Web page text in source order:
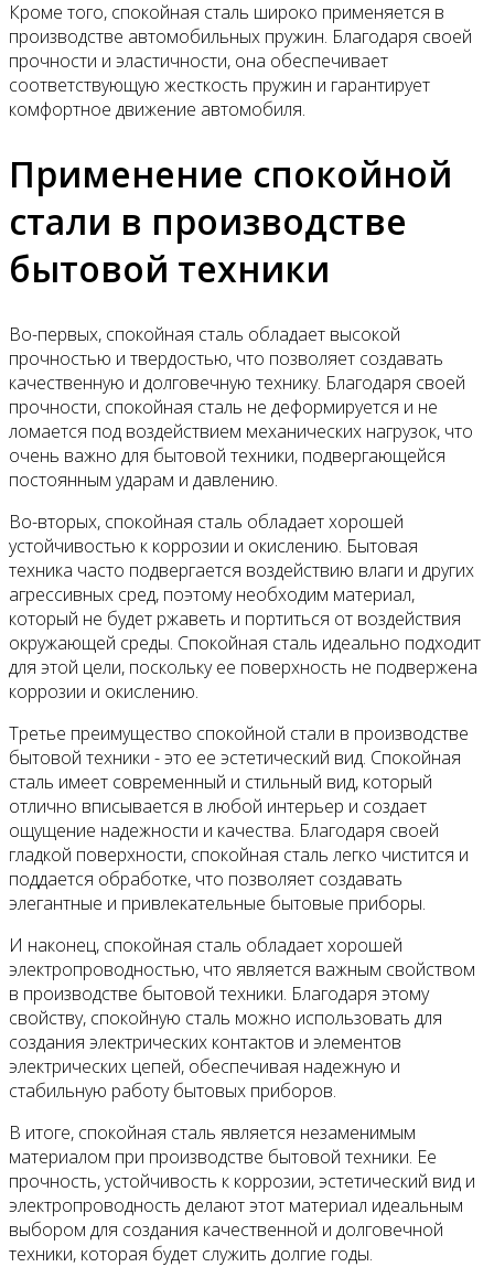
Кроме того, спокойная сталь широко применяется в
производстве автомобильных пружин. Благодаря своей
прочности и эластичности, она обеспечивает
соответствующую жесткость пружин и гарантирует
комфортное движение автомобиля.
Применение спокойной
стали в производстве
бытовой техники
Во-первых, спокойная сталь обладает высокой
прочностью и твердостью, что позволяет создавать
качественную и долговечную технику. Благодаря своей
прочности, спокойная сталь не деформируется и не
ломается под воздействием механических нагрузок, что
очень важно для бытовой техники, подвергающейся
постоянным ударам и давлению.
Во-вторых, спокойная сталь обладает хорошей
устойчивостью к коррозии и окислению. Бытовая
техника часто подвергается воздействию влаги и других
агрессивных сред, поэтому необходим материал,
который не будет ржаветь и портиться от воздействия
окружающей среды. Спокойная сталь идеально подходит
для этой цели, поскольку ее поверхность не подвержена
коррозии и окислению.
Третье преимущество спокойной стали в производстве
бытовой техники - это ее эстетический вид. Спокойная
сталь имеет современный и стильный вид, который
отлично вписывается в любой интерьер и создает
ощущение надежности и качества. Благодаря своей
гладкой поверхности, спокойная сталь легко чистится и
поддается обработке, что позволяет создавать
элегантные и привлекательные бытовые приборы.
И наконец, спокойная сталь обладает хорошей
электропроводностью, что является важным свойством
в производстве бытовой техники. Благодаря этому
свойству, спокойную сталь можно использовать для
создания электрических контактов и элементов
электрических цепей, обеспечивая надежную и
стабильную работу бытовых приборов.
В итоге, спокойная сталь является незаменимым
материалом при производстве бытовой техники. Ее
прочность, устойчивость к коррозии, эстетический вид и
электропроводность делают этот материал идеальным
выбором для создания качественной и долговечной
техники, которая будет служить долгие годы.